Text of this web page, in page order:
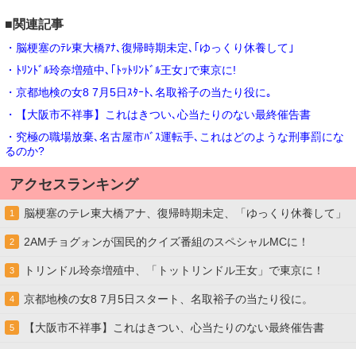
■関連記事
・脳梗塞のﾃﾚ東大橋ｱﾅ､復帰時期未定､｢ゆっくり休養して｣
・ﾄﾘﾝﾄﾞﾙ玲奈増殖中､｢ﾄｯﾄﾘﾝﾄﾞﾙ王女｣で東京に!
・京都地検の女8 7月5日ｽﾀｰﾄ､名取裕子の当たり役に｡
・【大阪市不祥事】これはきつい､心当たりのない最終催告書
・究極の職場放棄､名古屋市ﾊﾞｽ運転手､これはどのような刑事罰にな
るのか?
アクセスランキング
1 脳梗塞のテレ東大橋アナ、復帰時期未定、「ゆっくり休養して」
2 2AMチョグォンが国民的クイズ番組のスペシャルMCに！
3 トリンドル玲奈増殖中、「トットリンドル王女」で東京に！
4 京都地検の女8 7月5日スタート、名取裕子の当たり役に。
5 【大阪市不祥事】これはきつい、心当たりのない最終催告書